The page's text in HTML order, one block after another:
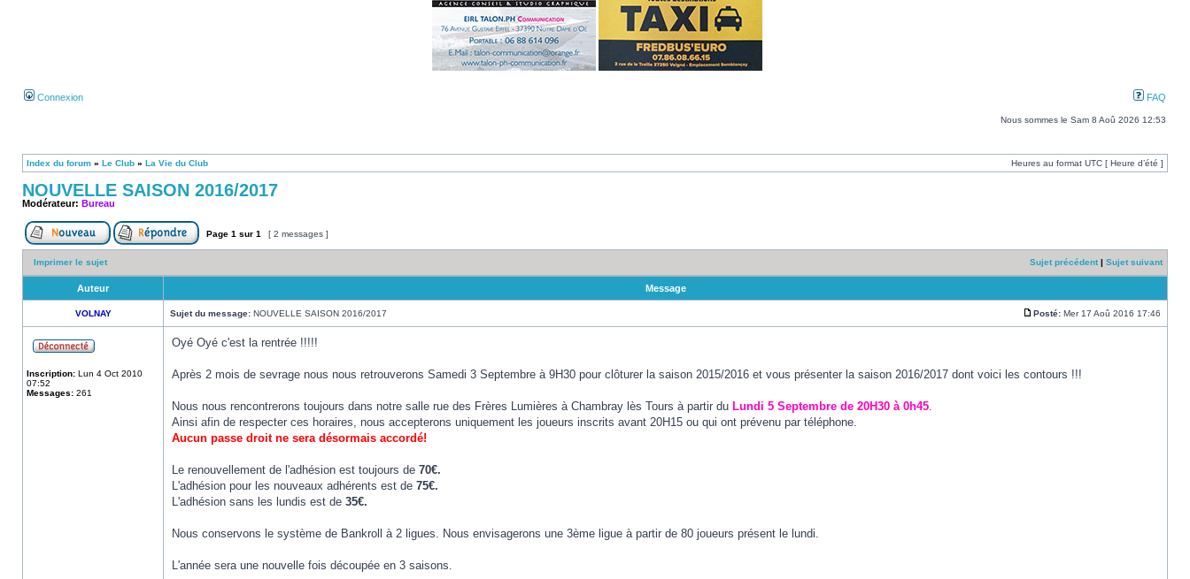
Connexion FAQ
Nous sommes le Sam 8 Aoû 2026 12:53
Index du forum » Le Club » La Vie du Club Heures au format UTC [ Heure d’été ]
NOUVELLE SAISON 2016/2017
Modérateur: Bureau
Page 1 sur 1 [ 2 messages ]
Imprimer le sujet Sujet précédent| Sujet suivant
Auteur Message
VOLNAY Sujet du message: NOUVELLE SAISON 2016/2017 Posté: Mer 17 Aoû 2016 17:46
Inscription: Lun 4 Oct 2010
07:52
Messages: 261
Oyé Oyé c'est la rentrée !!!!!
Après 2 mois de sevrage nous nous retrouverons Samedi 3 Septembre à 9H30 pour clôturer la saison 2015/2016 et vous présenter la saison 2016/2017 dont voici les contours !!!
Nous nous rencontrerons toujours dans notre salle rue des Frères Lumières à Chambray lès Tours à partir du Lundi 5 Septembre de 20H30 à 0h45.
Ainsi afin de respecter ces horaires, nous accepterons uniquement les joueurs inscrits avant 20H15 ou qui ont prévenu par téléphone.
Aucun passe droit ne sera désormais accordé!
Le renouvellement de l'adhésion est toujours de 70€.
L'adhésion pour les nouveaux adhérents est de 75€.
L'adhésion sans les lundis est de 35€.
Nous conservons le système de Bankroll à 2 ligues. Nous envisagerons une 3ème ligue à partir de 80 joueurs présent le lundi.
L'année sera une nouvelle fois découpée en 3 saisons.